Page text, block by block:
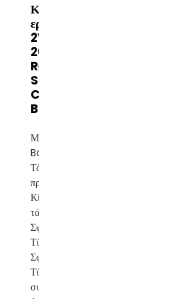
Κίνα
εργοστασιακό
2V 600AH
2000AH Gel
Rechargeable
Storage Deep
Cycle Sealed
Batt...
Μάρκα:
Banatton
Τόπος
προέλευσης:
Κίνα Εύρος
τάσης: 2V
Σφραγισμένος
Τύπος:
Σφραγισμένος
Τύπος
συντήρησης: